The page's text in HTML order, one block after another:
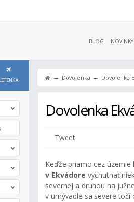
BLOG NOVINKY
LETENKA → Dovolenka → Dovolenka
Dovolenka
Tweet
Keďže priamo cez
v Ekvádore vychutnať
severnej a druhou na
v umývadle sa severe točí